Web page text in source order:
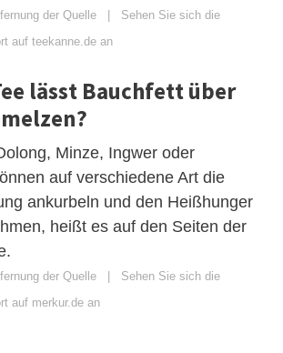
der Quelle | Sehen Sie sich die
auf teekanne.de an
lässt Bauchfett über
Minze, Ingwer oder
auf verschiedene Art die
ankurbeln und den Heißhunger
heißt es auf den Seiten der
der Quelle | Sehen Sie sich die
auf merkur.de an